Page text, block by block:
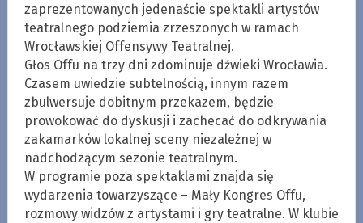
zaprezentowanych jedenaście spektakli artystów
teatralnego podziemia zrzeszonych w ramach
Wrocławskiej Offensywy Teatralnej.
Głos Offu na trzy dni zdominuje dźwieki Wrocławia.
Czasem uwiedzie subtelnością, innym razem
zbulwersuje dobitnym przekazem, będzie
prowokować do dyskusji i zachecać do odkrywania
zakamarków lokalnej sceny niezależnej w
nadchodzącym sezonie teatralnym.
W programie poza spektaklami znajda się
wydarzenia towarzyszące – Mały Kongres Offu,
rozmowy widzów z artystami i gry teatralne. W klubie